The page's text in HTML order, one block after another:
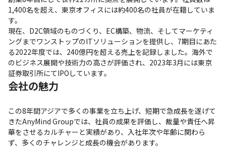
1,400名を超え、東京オフィスには約400名の社員が在籍していま
す。
現在、D2C領域のものづくり、EC構築、物流、そしてマーケティ
ングまでワンストップのITソリューションを提供し、7期目にあた
る2022年度では、240億円を超える売上を記録しました。海外で
のビジネス展開や技術力の高さが評価され、2023年3月には東京
証券取引所にてIPOしています。
会社の魅力
この8年間アジアで多くの事業を立ち上げ、短期で急成長を遂げて
きたAnyMind Groupでは、社員の成果を評価し、裁量や責任へ昇
華をさせるカルチャーと実績があり、入社年次や年齢に関わら
ず、多くのチャレンジと成長の機会があります。